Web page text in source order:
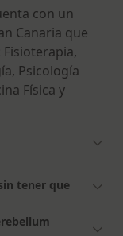
con un
Canaria que
Psicología
Física y
tener que